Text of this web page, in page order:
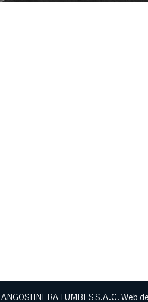
LANGOSTINERA TUMBES S.A.C. Web